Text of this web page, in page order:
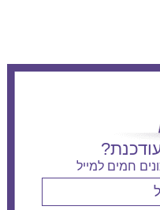
חמים למייל